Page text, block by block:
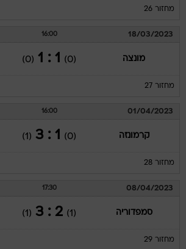
מחזור 26
18/03/2023
16:00
מונצה (0)
1 : 1
(0)
מחזור 27
01/04/2023
16:00
קרמונזה (0)
1 : 3
(1)
מחזור 28
08/04/2023
17:30
סמפדוריה (1)
2 : 3
(1)
מחזור 29